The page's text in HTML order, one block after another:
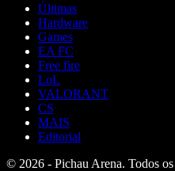
Últimas
Hardware
Games
EA FC
Free fire
LoL
VALORANT
CS
MAIS
Editorial
© 2026 - Pichau Arena. Todos